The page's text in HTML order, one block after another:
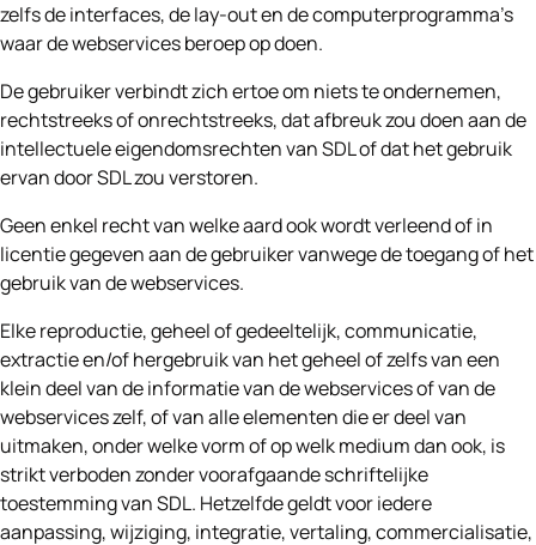
zelfs de interfaces, de lay-out en de computerprogramma’s
waar de webservices beroep op doen.
De gebruiker verbindt zich ertoe om niets te ondernemen,
rechtstreeks of onrechtstreeks, dat afbreuk zou doen aan de
intellectuele eigendomsrechten van SDL of dat het gebruik
ervan door SDL zou verstoren.
Geen enkel recht van welke aard ook wordt verleend of in
licentie gegeven aan de gebruiker vanwege de toegang of het
gebruik van de webservices.
Elke reproductie, geheel of gedeeltelijk, communicatie,
extractie en/of hergebruik van het geheel of zelfs van een
klein deel van de informatie van de webservices of van de
webservices zelf, of van alle elementen die er deel van
uitmaken, onder welke vorm of op welk medium dan ook, is
strikt verboden zonder voorafgaande schriftelijke
toestemming van SDL. Hetzelfde geldt voor iedere
aanpassing, wijziging, integratie, vertaling, commercialisatie,